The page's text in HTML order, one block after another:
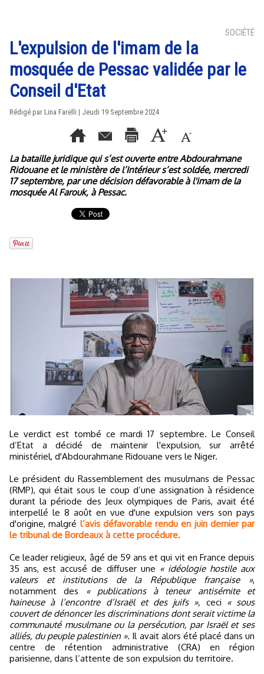
SOCIÉTÉ
L'expulsion de l'imam de la
mosquée de Pessac validée par le
Conseil d'Etat
Rédigé par Lina Farelli | Jeudi 19 Septembre 2024
La bataille juridique qui s’est ouverte entre Abdourahmane
Ridouane et le ministère de l’Intérieur s’est soldée, mercredi
17 septembre, par une décision défavorable à l'imam de la
mosquée Al Farouk, à Pessac.
Le verdict est tombé ce mardi 17 septembre. Le Conseil
d’Etat a décidé de maintenir l'expulsion, sur arrêté
ministériel, d'Abdourahmane Ridouane vers le Niger.
Le président du Rassemblement des musulmans de Pessac
(RMP), qui était sous le coup d’une assignation à résidence
durant la période des Jeux olympiques de Paris, avait été
interpellé le 8 août en vue d'une expulsion vers son pays
d'origine, malgré l’avis défavorable rendu en juin dernier par
le tribunal de Bordeaux à cette procédure.
Ce leader religieux, âgé de 59 ans et qui vit en France depuis
35 ans, est accusé de diffuser une « idéologie hostile aux
valeurs et institutions de la République française »,
notamment des
« publications à teneur antisémite et
haineuse à l’encontre d’Israël et des juifs », ceci
« sous
couvert de dénoncer les discriminations dont serait victime la
communauté musulmane ou la persécution, par Israël et ses
alliés, du peuple palestinien ». Il avait alors été placé dans un
centre de rétention administrative (CRA) en région
parisienne, dans l’attente de son expulsion du territoire.